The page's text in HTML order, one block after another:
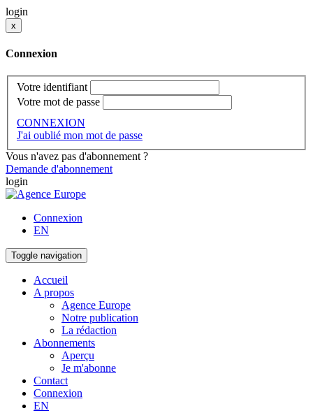
login
x
Connexion
Votre identifiant
Votre mot de passe
CONNEXION
J'ai oublié mon mot de passe
Vous n'avez pas d'abonnement ?
Demande d'abonnement
login
Connexion
EN
Toggle navigation
Accueil
A propos
Agence Europe
Notre publication
La rédaction
Abonnements
Aperçu
Je m'abonne
Contact
Connexion
EN